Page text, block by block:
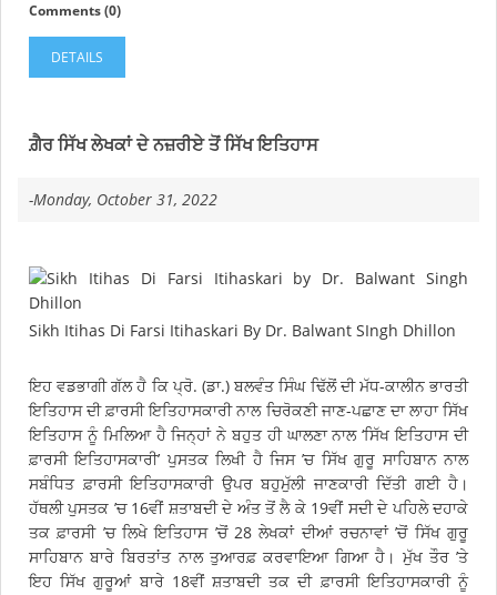
Comments (0)
DETAILS
ਗ਼ੈਰ ਸਿੱਖ ਲੇਖਕਾਂ ਦੇ ਨਜ਼ਰੀਏ ਤੋਂ ਸਿੱਖ ਇਤਿਹਾਸ
-Monday, October 31, 2022
Sikh Itihas Di Farsi Itihaskari By Dr. Balwant SIngh Dhillon
ਇਹ ਵਡਭਾਗੀ ਗੱਲ ਹੈ ਕਿ ਪ੍ਰੋ. (ਡਾ.) ਬਲਵੰਤ ਸਿੰਘ ਢਿੱਲੋਂ ਦੀ ਮੱਧ-ਕਾਲੀਨ ਭਾਰਤੀ
ਇਤਿਹਾਸ ਦੀ ਫ਼ਾਰਸੀ ਇਤਿਹਾਸਕਾਰੀ ਨਾਲ ਚਿਰੋਕਣੀ ਜਾਣ-ਪਛਾਣ ਦਾ ਲਾਹਾ ਸਿੱਖ
ਇਤਿਹਾਸ ਨੂੰ ਮਿਲਿਆ ਹੈ ਜਿਨ੍ਹਾਂ ਨੇ ਬਹੁਤ ਹੀ ਘਾਲਣਾ ਨਾਲ ‘ਸਿੱਖ ਇਤਿਹਾਸ ਦੀ
ਫ਼ਾਰਸੀ ਇਤਿਹਾਸਕਾਰੀ’ ਪੁਸਤਕ ਲਿਖੀ ਹੈ ਜਿਸ ’ਚ ਸਿੱਖ ਗੁਰੂ ਸਾਹਿਬਾਨ ਨਾਲ
ਸਬੰਧਿਤ ਫ਼ਾਰਸੀ ਇਤਿਹਾਸਕਾਰੀ ਉਪਰ ਬਹੁਮੁੱਲੀ ਜਾਣਕਾਰੀ ਦਿੱਤੀ ਗਈ ਹੈ।
ਹੱਥਲੀ ਪੁਸਤਕ ’ਚ 16ਵੀਂ ਸ਼ਤਾਬਦੀ ਦੇ ਅੰਤ ਤੋਂ ਲੈ ਕੇ 19ਵੀਂ ਸਦੀ ਦੇ ਪਹਿਲੇ ਦਹਾਕੇ
ਤਕ ਫ਼ਾਰਸੀ ’ਚ ਲਿਖੇ ਇਤਿਹਾਸ ’ਚੋਂ 28 ਲੇਖਕਾਂ ਦੀਆਂ ਰਚਨਾਵਾਂ ’ਚੋਂ ਸਿੱਖ ਗੁਰੂ
ਸਾਹਿਬਾਨ ਬਾਰੇ ਬਿਰਤਾਂਤ ਨਾਲ ਤੁਆਰਫ਼ ਕਰਵਾਇਆ ਗਿਆ ਹੈ। ਮੁੱਖ ਤੌਰ ’ਤੇ
ਇਹ ਸਿੱਖ ਗੁਰੂਆਂ ਬਾਰੇ 18ਵੀਂ ਸ਼ਤਾਬਦੀ ਤਕ ਦੀ ਫ਼ਾਰਸੀ ਇਤਿਹਾਸਕਾਰੀ ਨੂੰ